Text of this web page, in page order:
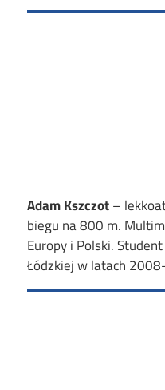
Adam Kszczot–
biegu na 800 m.
Europy i Polski.
Łódzkiej w latach 2008